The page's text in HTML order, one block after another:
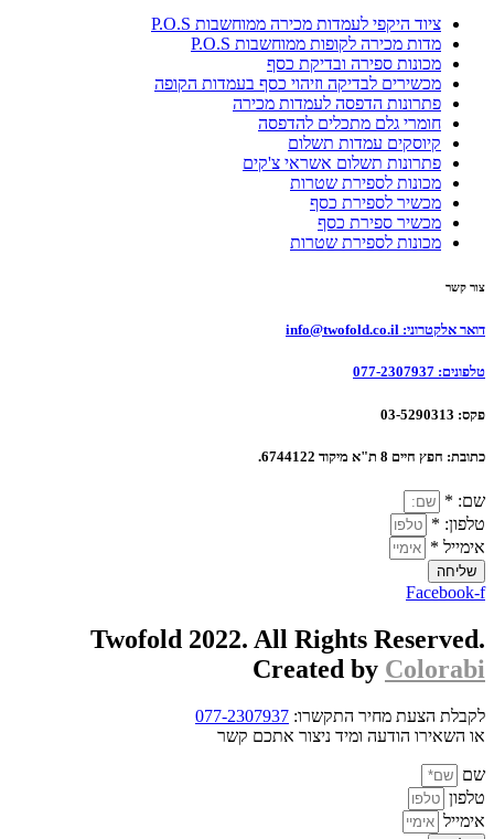
ציוד היקפי לעמדות מכירה ממוחשבות P.O.S
מדות מכירה לקופות ממוחשבות P.O.S
מכונות ספירה ובדיקת כסף
מכשירים לבדיקה וזיהוי כסף בעמדות הקופה
פתרונות הדפסה לעמדות מכירה
חומרי גלם מתכלים להדפסה
קיוסקים עמדות תשלום
פתרונות תשלום אשראי צ'קים
מכונות לספירת שטרות
מכשיר לספירת כסף
מכשיר ספירת כסף
מכונות לספירת שטרות
צור קשר
דואר אלקטרוני:
טלפונים:
פקס:
כתובת: חפץ חיים 8 ת"א מיקוד 6744122.
שם: *
טלפון: *
אימייל *
שליחה
Facebook-f
Twofold 2022. All Rights Reserved.
Created by Colorabi
לקבלת הצעת מחיר התקשרו: 077-2307937
או השאירו הודעה ומיד ניצור אתכם קשר
שם
טלפון
אימייל